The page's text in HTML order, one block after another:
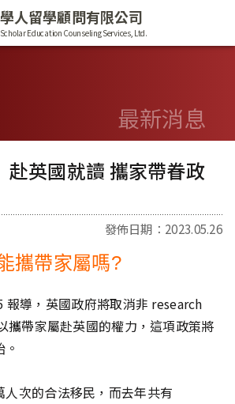
學人留學顧問有限公司
Scholar Education Counseling Services, Ltd.
最新消息
赴英國就讀 攜家帶眷政
發佈日期：2023.05.26
攜帶家屬嗎?
導，英國政府將取消非 research
攜帶家屬赴英國的權力，這項政策將
人次的合法移民，而去年共有